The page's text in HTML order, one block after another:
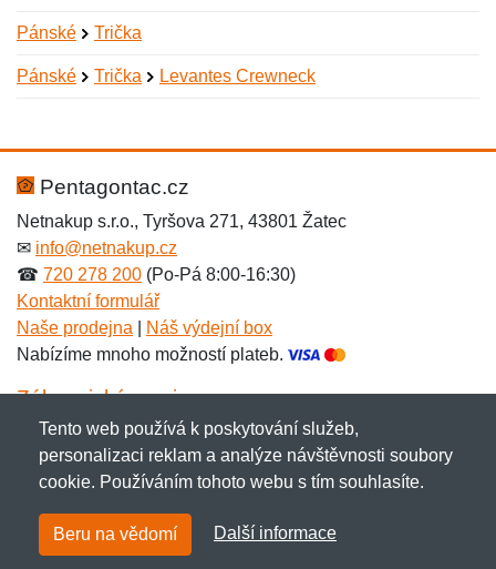
Pánské Trička
Pánské Trička Levantes Crewneck
Hodnocení:
Jméno: *
Zpráva*
Jméno:
E-mail:*
Pentagontac.cz
Netnakup s.r.o., Tyršova 271, 43801 Žatec
✉ info@netnakup.cz
☎ 720 278 200 (Po-Pá 8:00-16:30)
Kontaktní formulář
Naše prodejna
Náš výdejní box
Nabízíme mnoho možností plateb.
Zákaznický servis
Novinky emailem
Copyright © 2007-2026 (19 let s vámi)Netnakup.cz
NetIQ. Všechna práva vyhrazena.
Tento web používá k poskytování služeb,
personalizaci reklam a analýze návštěvnosti soubory
cookie. Používáním tohoto webu s tím souhlasíte.
Beru na vědomí Další informace